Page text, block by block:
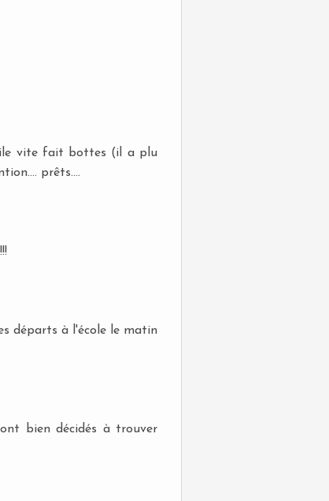
vite fait bottes (il a plu
prêts....
départs à l'école le matin
bien décidés à trouver